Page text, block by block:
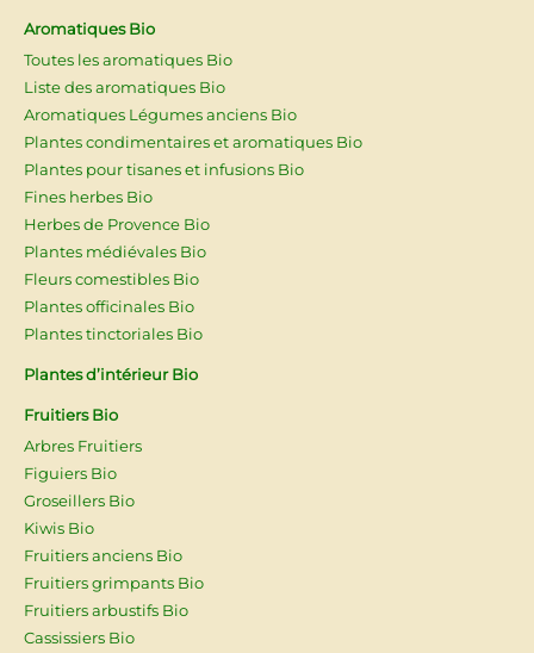
Aromatiques Bio
Toutes les aromatiques Bio
Liste des aromatiques Bio
Aromatiques Légumes anciens Bio
Plantes condimentaires et aromatiques Bio
Plantes pour tisanes et infusions Bio
Fines herbes Bio
Herbes de Provence Bio
Plantes médiévales Bio
Fleurs comestibles Bio
Plantes officinales Bio
Plantes tinctoriales Bio
Plantes d’intérieur Bio
Fruitiers Bio
Arbres Fruitiers
Figuiers Bio
Groseillers Bio
Kiwis Bio
Fruitiers anciens Bio
Fruitiers grimpants Bio
Fruitiers arbustifs Bio
Cassissiers Bio